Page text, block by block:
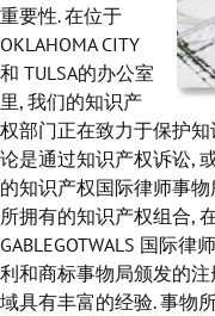
重要性. 在位于
OKLAHOMA CITY
和 TULSA的办公室
里, 我们的知识产
权部门正在致力于保护
论是通过知识产权诉讼,
的知识产权国际律师事
所拥有的知识产权组合,
GABLEGOTWALS 国际
利和商标事物局颁发的
域具有丰富的经验. 事物